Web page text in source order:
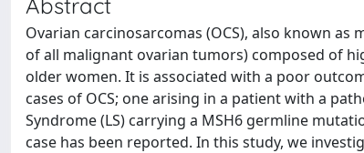
Abstract
Ovarian carcinosarcomas (OCS), also known
of all malignant ovarian tumors) composed of
older women. It is associated with a poor
cases of OCS; one arising in a patient with a
Syndrome (LS) carrying a MSH6 germline
case has been reported. In this study, we